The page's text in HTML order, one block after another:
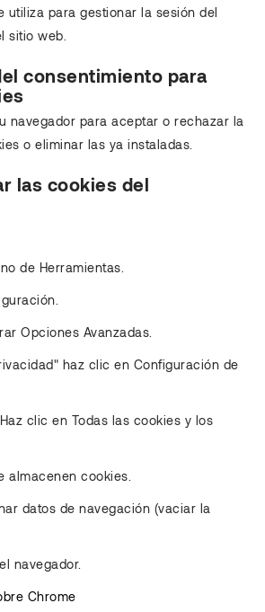
utiliza para gestionar la sesión del
sitio web.
consentimiento para
navegador para aceptar o rechazar la
o eliminar las ya instaladas.
las cookies del
de Herramientas.
Opciones Avanzadas.
haz clic en Configuración de
clic en Todas las cookies y los
almacenen cookies.
datos de navegación (vaciar la
navegador.
Chrome